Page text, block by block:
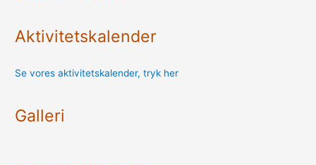
Aktivitetskalender
Se vores aktivitetskalender, tryk her
Galleri